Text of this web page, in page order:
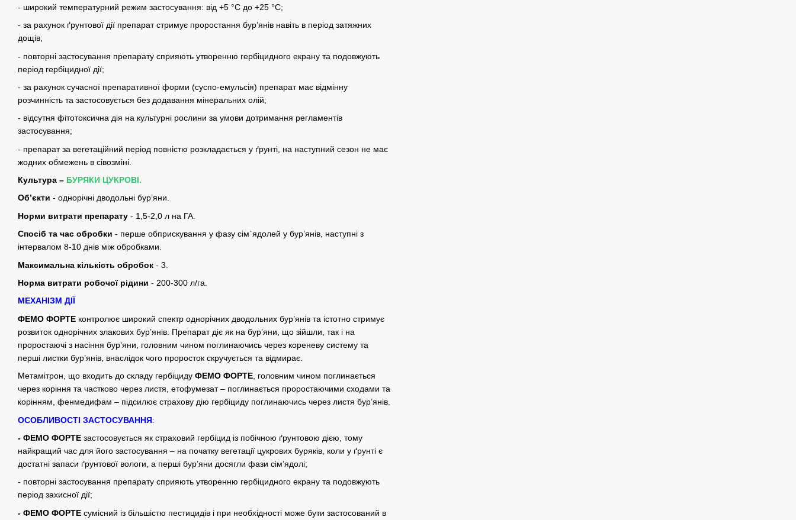
- широкий температурний режим застосування: від +5 °С до +25 °С;
- за рахунок ґрунтової дії препарат стримує проростання бур’янів навіть в період затяжних
дощів;
- повторні застосування препарату сприяють утворенню гербіцидного екрану та подовжують
період гербіцидної дії;
- за рахунок сучасної препаративної форми (суспо-емульсія) препарат має відмінну
розчинність та застосовується без додавання мінеральних олій;
- відсутня фітотоксична дія на культурні рослини за умови дотримання регламентів
застосування;
- препарат за вегетаційний період повністю розкладається у ґрунті, на наступний сезон не має
жодних обмежень в сівозміні.
Культура – БУРЯКИ ЦУКРОВІ.
Об’єкти - однорічні дводольні бур’яни.
Норми витрати препарату - 1,5-2,0 л на ГА.
Спосіб та час обробки - перше обприскування у фазу сім`ядолей у бур’янів, наступні з
інтервалом 8-10 днів між обробками.
Максимальна кількість обробок - 3.
Норма витрати робочої рідини - 200-300 л/га.
МЕХАНІЗМ ДІЇ
ФЕМО ФОРТЕ контролює широкий спектр однорічних дводольних бур’янів та істотно стримує
розвиток однорічних злакових бур’янів. Препарат діє як на бур’яни, що зійшли, так і на
проростаючі з насіння бур’яни, головним чином поглинаючись через кореневу систему та
перші листки бур’янів, внаслідок чого проросток скручується та відмирає.
Метамітрон, що входить до складу гербіциду ФЕМО ФОРТЕ, головним чином поглинається
через коріння та частково через листя, етофумезат – поглинається проростаючими сходами та
корінням, фенмедифам – підсилює страхову дію гербіциду поглинаючись через листя бур’янів.
ОСОБЛИВОСТІ ЗАСТОСУВАННЯ:
- ФЕМО ФОРТЕ застосовується як страховий гербіцид із побічною ґрунтовою дією, тому
найкращий час для його застосування – на початку вегетації цукрових буряків, коли у ґрунті є
достатні запаси ґрунтової вологи, а перші бур’яни досягли фази сім’ядолі;
- повторні застосування препарату сприяють утворенню гербіцидного екрану та подовжують
період захисної дії;
- ФЕМО ФОРТЕ сумісний із більшістю пестицидів і при необхідності може бути застосований в